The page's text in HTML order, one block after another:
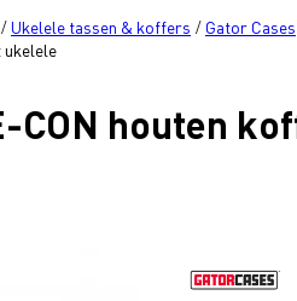
/Ukelele tassen & koffers / Gator Cases
ukelele
CON houten